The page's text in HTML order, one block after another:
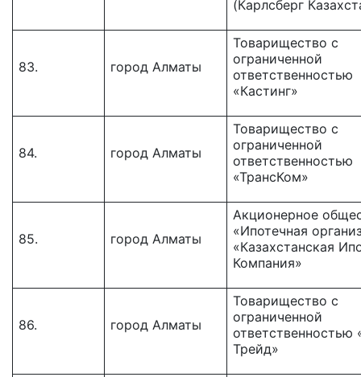
(Карлсберг
83. город Алматы
Товарищество с
ограниченной
ответственностью
«Кастинг»
84. город Алматы
Товарищество с
ограниченной
ответственностью
«ТрансКом»
85. город Алматы
Акционерное
«Ипотечная
«Казахстанская
Компания»
86. город Алматы
Товарищество c
ограниченной
ответственностью
Трейд»